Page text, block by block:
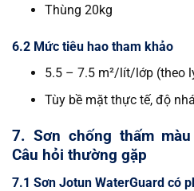
Thùng 20kg
6.2 Mức tiêu hao tham khảo
5.5 – 7.5 m²/lít/lớp (theo
Tùy bề mặt thực tế, độ
7. Sơn chống thấm
Câu hỏi thường gặp
7.1 Sơn Jotun WaterGuard có